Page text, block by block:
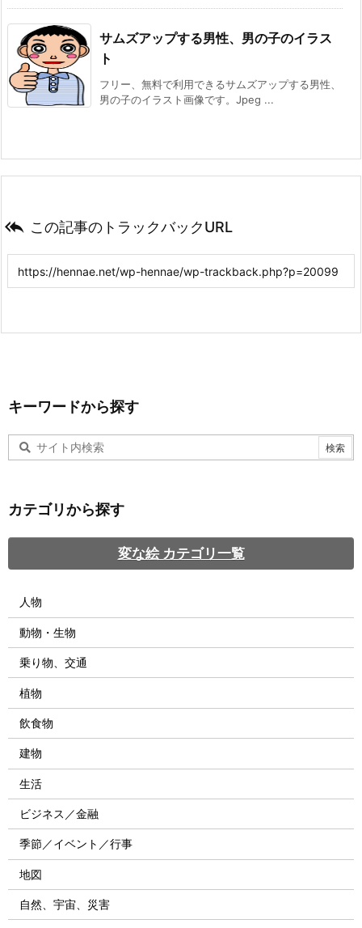
サムズアップする男性、男の子のイラス
ト
フリー、無料で利用できるサムズアップする男性、
男の子のイラスト画像です。Jpeg ...
 この記事のトラックバックURL
キーワードから探す
カテゴリから探す
変な絵 カテゴリ一覧
人物
動物・生物
乗り物、交通
植物
飲食物
建物
生活
ビジネス／金融
季節／イベント／行事
地図
自然、宇宙、災害